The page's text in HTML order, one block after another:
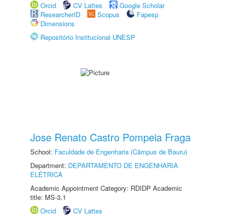
Orcid
CV Lattes
Google Scholar
ResearcherID
Scopus
Fapesp
Dimensions
Repositório Institucional UNESP
Jose Renato Castro Pompeia Fraga
School: Faculdade de Engenharia (Câmpus de Bauru)
Department: DEPARTAMENTO DE ENGENHARIA
ELÉTRICA
Academic Appointment Category: RDIDP Academic
title: MS-3.1
Orcid
CV Lattes